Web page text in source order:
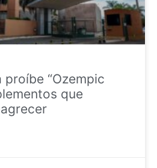
proíbe “Ozempic
que